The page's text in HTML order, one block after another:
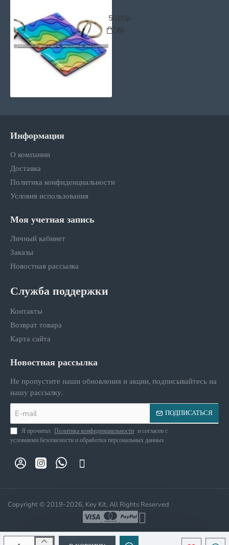
50.00р.
Информация
О компании
Доставка
Политика конфиденциальности
Условия использования
Моя учетная запись
Личный кабинет
Заказы
Новостная рассылка
Служба поддержки
Контакты
Возврат товара
Карта сайта
Новостная рассылка
Не пропустите наши обновления и акции, подписывайтесь на
нашу рассылку.
mail
ПОДПИСАТЬСЯ
Я прочитал Политика конфиденциальности и согласен с
условиями безопасности и обработки персональных данных
Copyright © 2019-2026, Key Kit, All Rights Reserved